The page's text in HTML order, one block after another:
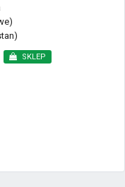
SKLEP